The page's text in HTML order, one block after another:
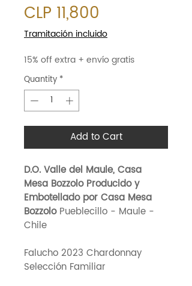
CLP 11,800
Tramitación incluido
15% off extra + envío gratis
Quantity *
Add to Cart
D.O. Valle del Maule, Casa
Mesa Bozzolo Producido y
Embotellado por Casa Mesa
BozzoloPueblecillo - Maule -
Chile
Falucho 2023 Chardonnay
Selección Familiar